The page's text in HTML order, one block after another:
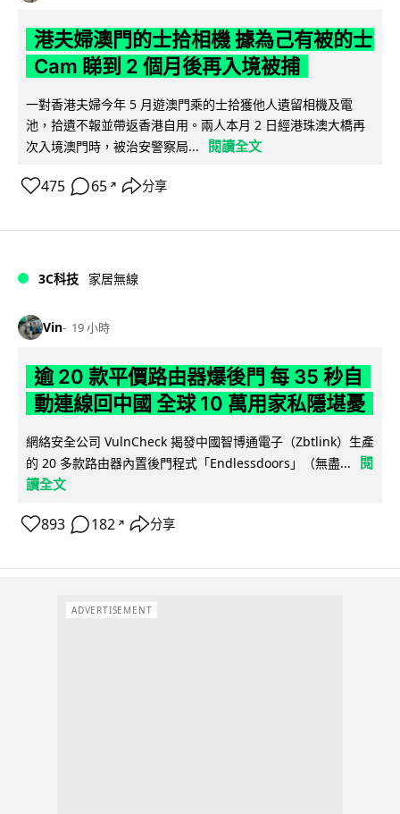
港夫婦澳門的士拾相機 據為己有被的士
Cam 睇到 2 個月後再入境被捕
一對香港夫婦今年 5 月遊澳門乘的士拾獲他人遺留相機及電
池，拾遺不報並帶返香港自用。兩人本月 2 日經港珠澳大橋再
次入境澳門時，被治安警察局...
閱讀全文
475 65 ↗ 分享
3C科技 家居無線
Vin 19 小時
逾 20 款平價路由器爆後門 每 35 秒自
動連線回中國 全球 10 萬用家私隱堪憂
網絡安全公司 VulnCheck 揭發中國智博通電子（Zbtlink）生產
的 20 多款路由器內置後門程式「Endlessdoors」（無盡...
閱
讀全文
893 182 ↗ 分享
ADVERTISEMENT